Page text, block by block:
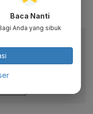
nyaman dan nikmati
Katadata.
Baca Nanti
Anda yang sibuk